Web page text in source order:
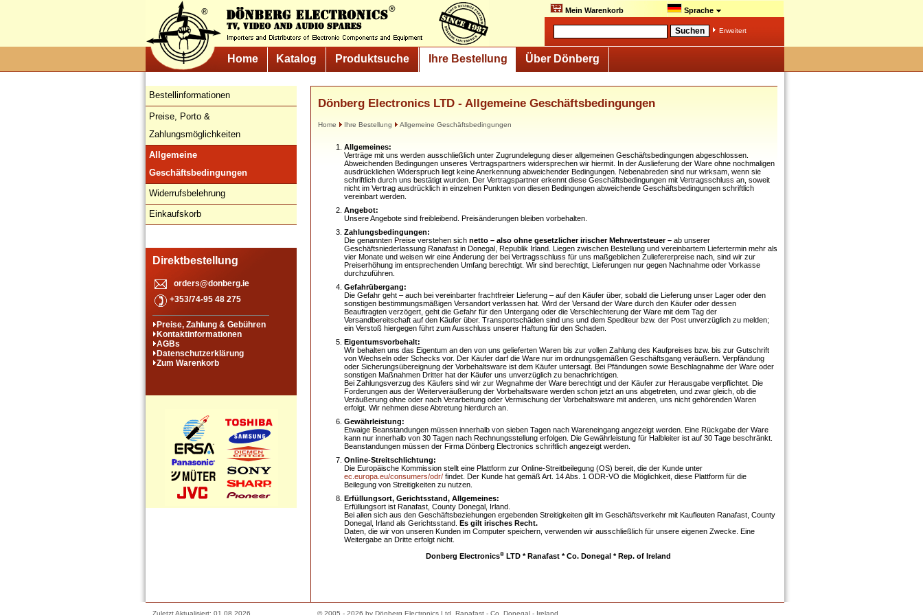
Mein Warenkorb Sprache
Erweitert
Home Katalog Produktsuche Ihre Bestellung Über Dönberg
Bestellinformationen
Preise, Porto &
Zahlungsmöglichkeiten
Allgemeine
Geschäftsbedingungen
Widerrufsbelehrung
Einkaufskorb
Direktbestellung
orders@donberg.ie
+353/74-95 48 275
Preise, Zahlung & Gebühren
Kontaktinformationen
AGBs
Datenschutzerklärung
Zum Warenkorb
Dönberg Electronics LTD - Allgemeine Geschäftsbedingungen
Home Ihre Bestellung Allgemeine Geschäftsbedingungen
Allgemeines:
Verträge mit uns werden ausschließlich unter Zugrundelegung dieser allgemeinen Geschäftsbedingungen abgeschlossen.
Abweichenden Bedingungen unseres Vertragspartners widersprechen wir hiermit. In der Auslieferung der Ware ohne nochmaligen
ausdrücklichen Widerspruch liegt keine Anerkennung abweichender Bedingungen. Nebenabreden sind nur wirksam, wenn sie
schriftlich durch uns bestätigt wurden. Der Vertragspartner erkennt diese Geschäftsbedingungen mit Vertragsschluss an, soweit
nicht im Vertrag ausdrücklich in einzelnen Punkten von diesen Bedingungen abweichende Geschäftsbedingungen schriftlich
vereinbart werden.
Angebot:
Unsere Angebote sind freibleibend. Preisänderungen bleiben vorbehalten.
Zahlungsbedingungen:
Die genannten Preise verstehen sich netto – also ohne gesetzlicher irischer Mehrwertsteuer – ab unserer
Geschäftsniederlassung Ranafast in Donegal, Republik Irland. Liegen zwischen Bestellung und vereinbartem Liefertermin mehr als
vier Monate und weisen wir eine Änderung der bei Vertragsschluss für uns maßgeblichen Zuliefererpreise nach, sind wir zur
Preiserhöhung im entsprechenden Umfang berechtigt. Wir sind berechtigt, Lieferungen nur gegen Nachnahme oder Vorkasse
durchzuführen.
Gefahrübergang:
Die Gefahr geht – auch bei vereinbarter frachtfreier Lieferung – auf den Käufer über, sobald die Lieferung unser Lager oder den
sonstigen bestimmungsmäßigen Versandort verlassen hat. Wird der Versand der Ware durch den Käufer oder dessen
Beauftragten verzögert, geht die Gefahr für den Untergang oder die Verschlechterung der Ware mit dem Tag der
Versandbereitschaft auf den Käufer über. Transportschäden sind uns und dem Spediteur bzw. der Post unverzüglich zu melden;
ein Verstoß hiergegen führt zum Ausschluss unserer Haftung für den Schaden.
Eigentumsvorbehalt:
Wir behalten uns das Eigentum an den von uns gelieferten Waren bis zur vollen Zahlung des Kaufpreises bzw. bis zur Gutschrift
von Wechseln oder Schecks vor. Der Käufer darf die Ware nur im ordnungsgemäßen Geschäftsgang veräußern. Verpfändung
oder Sicherungsübereignung der Vorbehaltsware ist dem Käufer untersagt. Bei Pfändungen sowie Beschlagnahme der Ware oder
sonstigen Maßnahmen Dritter hat der Käufer uns unverzüglich zu benachrichtigen.
Bei Zahlungsverzug des Käufers sind wir zur Wegnahme der Ware berechtigt und der Käufer zur Herausgabe verpflichtet. Die
Forderungen aus der Weiterveräußerung der Vorbehaltsware werden schon jetzt an uns abgetreten, und zwar gleich, ob die
Veräußerung ohne oder nach Verarbeitung oder Vermischung der Vorbehaltsware mit anderen, uns nicht gehörenden Waren
erfolgt. Wir nehmen diese Abtretung hierdurch an.
Gewährleistung:
Etwaige Beanstandungen müssen innerhalb von sieben Tagen nach Wareneingang angezeigt werden. Eine Rückgabe der Ware
kann nur innerhalb von 30 Tagen nach Rechnungsstellung erfolgen. Die Gewährleistung für Halbleiter ist auf 30 Tage beschränkt.
Beanstandungen müssen der Firma Dönberg Electronics schriftlich angezeigt werden.
Online-Streitschlichtung:
Die Europäische Kommission stellt eine Plattform zur Online-Streitbeilegung (OS) bereit, die der Kunde unter
ec.europa.eu/consumers/odr/findet. Der Kunde hat gemäß Art. 14 Abs. 1 ODR-VO die Möglichkeit, diese Plattform für die
Beilegung von Streitigkeiten zu nutzen.
Erfüllungsort, Gerichtsstand, Allgemeines:
Erfüllungsort ist Ranafast, County Donegal, Irland.
Bei allen sich aus den Geschäftsbeziehungen ergebenden Streitigkeiten gilt im Geschäftsverkehr mit Kaufleuten Ranafast, County
Donegal, Irland als Gerichtsstand. Es gilt irisches Recht.
Daten, die wir von unseren Kunden im Computer speichern, verwenden wir ausschließlich für unsere eigenen Zwecke. Eine
Weitergabe an Dritte erfolgt nicht.
Donberg Electronics®LTD * Ranafast * Co. Donegal * Rep. of Ireland
Zuletzt Aktualisiert: 01.08.2026 © 2005 - 2026 by Dönberg Electronics Ltd. Ranafast - Co. Donegal - Ireland